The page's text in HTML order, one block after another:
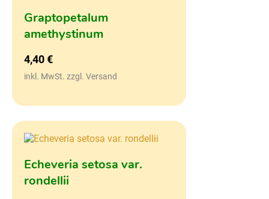
Graptopetalum
amethystinum
4,40€
inkl. MwSt. zzgl. Versand
Echeveria setosa var.
rondellii